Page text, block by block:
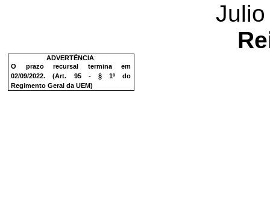
ADVERTÊNCIA:
O prazo recursal termina em
02/09/2022. (Art. 95 - § 1º do
Regimento Geral da UEM)